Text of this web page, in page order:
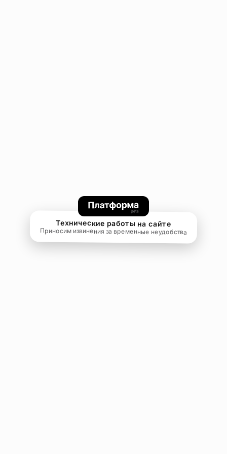
Технические работы на сайте
Приносим извинения за временные неудобства